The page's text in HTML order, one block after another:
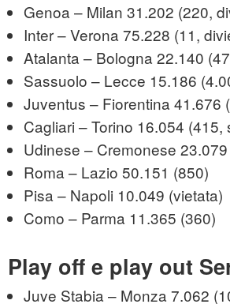
Genoa – Milan 31.202 (220,
Inter – Verona 75.228 (11,
Atalanta – Bologna 22.140
Sassuolo – Lecce 15.186
Juventus – Fiorentina 41.676
Cagliari – Torino 16.054 (415,
Udinese – Cremonese
Roma – Lazio 50.151 (850)
Pisa – Napoli 10.049 (vietata)
Como – Parma 11.365 (360)
Play off e play out
Juve Stabia – Monza 7.062